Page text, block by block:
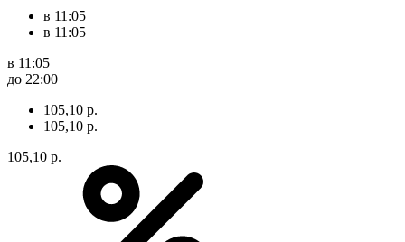
в 11:05
в 11:05
в 11:05
до 22:00
105,10 р.
105,10 р.
105,10 р.